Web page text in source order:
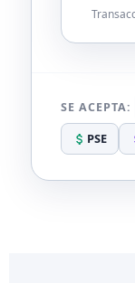
SE ACEPTA:
PSE